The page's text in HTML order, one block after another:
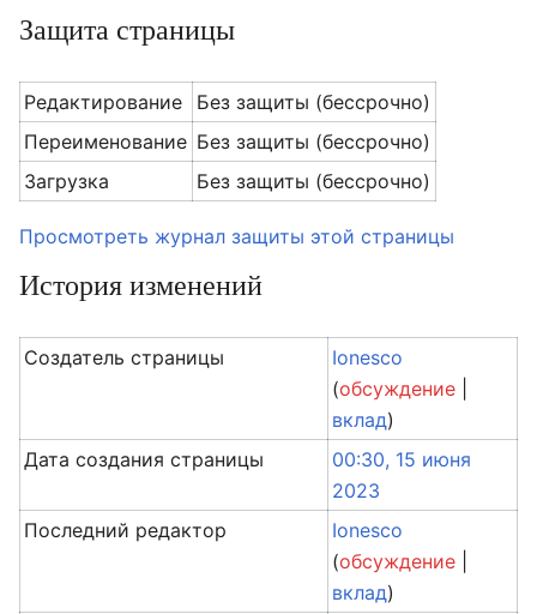
Защита страницы
Редактирование
Без защиты (бессрочно)
Переименование Без защиты (бессрочно)
Загрузка
Без защиты (бессрочно)
Просмотреть журнал защиты этой страницы
История изменений
Создатель страницы
Ionesco
(обсуждение
вклад)
Дата создания страницы
00:30, 15 июня
2023
Последний редактор
Ionesco
(обсуждение
вклад)